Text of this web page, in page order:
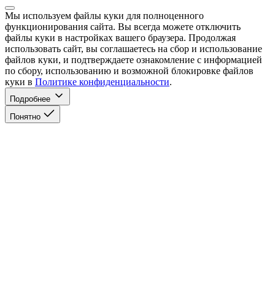
Мы используем файлы куки для полноценного
функционирования сайта. Вы всегда можете отключить
файлы куки в настройках вашего браузера. Продолжая
использовать сайт, вы соглашаетесь на сбор и использование
файлов куки, и подтверждаете ознакомление с информацией
по сбору, использованию и возможной блокировке файлов
куки в Политике конфиденциальности.
Подробнее
Понятно